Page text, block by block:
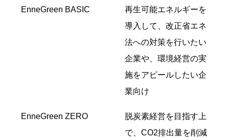
EnneGreen BASIC
再生可能エネルギーを
導入して、改正省エネ
法への対策を行いたい
企業や、環境経営の実
施をアピールしたい企
業向け
EnneGreen ZERO
脱炭素経営を目指す上
で、CO2排出量を削減